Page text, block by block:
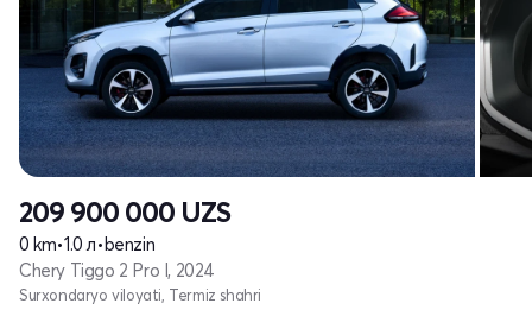
209 900 000 UZS
0 km•1.0 л•benzin
Chery Tiggo 2 Pro I, 2024
Surxondaryo viloyati, Termiz shahri